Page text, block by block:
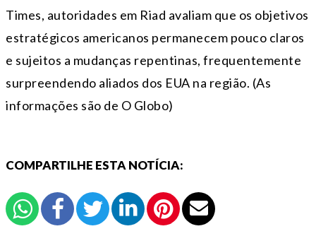
Times, autoridades em Riad avaliam que os objetivos
estratégicos americanos permanecem pouco claros
e sujeitos a mudanças repentinas, frequentemente
surpreendendo aliados dos EUA na região. (As
informações são de O Globo)
COMPARTILHE ESTA NOTÍCIA: